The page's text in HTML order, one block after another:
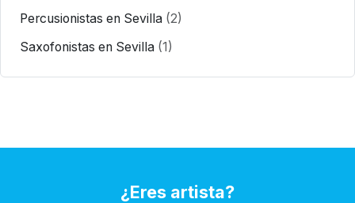
Percusionistas en Sevilla (2)
Saxofonistas en Sevilla (1)
¿Eres artista?